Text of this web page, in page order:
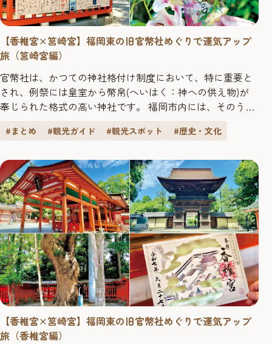
【香椎宮×筥崎宮】福岡東の旧官幣社めぐりで運気アップ
旅（筥崎宮編）
官幣社は、かつての神社格付け制度において、特に重要と
され、例祭には皇室から幣帛(へいはく：神への供え物)が
奉じられた格式の高い神社です。 福岡市内には、そのうち
高く評価されています。 今回は、福岡市東区にある旧官幣
す。 どちらも運気アップにぴったりの神社です。周辺の散
策スポットとあわせ...
#まとめ #観光ガイド #観光スポット #歴史・文化
【香椎宮×筥崎宮】福岡東の旧官幣社めぐりで運気アップ
旅（香椎宮編）